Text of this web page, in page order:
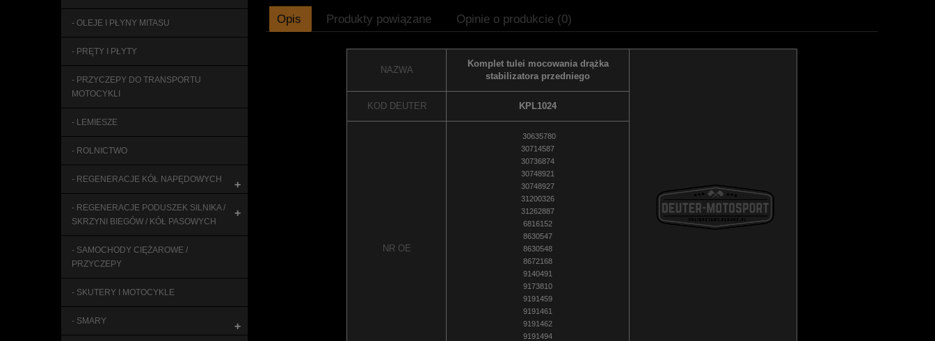
- OLEJE I PŁYNY MITASU
- PRĘTY I PŁYTY
- PRZYCZEPY DO TRANSPORTU
MOTOCYKLI
- LEMIESZE
- ROLNICTWO
- REGENERACJE KÓŁ NAPĘDOWYCH +
- REGENERACJE PODUSZEK SILNIKA /
SKRZYNI BIEGÓW / KÓŁ PASOWYCH
+
- SAMOCHODY CIĘŻAROWE /
PRZYCZEPY
- SKUTERY I MOTOCYKLE
- SMARY +
Opis Produkty powiązane Opinie o produkcie (0)
NAZWA
Komplet tulei mocowania drążka
stabilizatora przedniego
KOD DEUTER KPL1024
NR OE
30635780
30714587
30736874
30748921
30748927
31200326
31262887
6816152
8630547
8630548
8672168
9140491
9173810
9191459
9191461
9191462
9191494